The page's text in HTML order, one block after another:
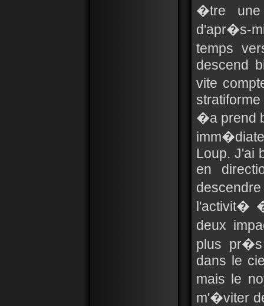
�tre
d'apr�s-
temps
descend
vite
�a prend
Loup. J'ai
en
l'activit�
deux
plus
dans le
mais le
m'�viter